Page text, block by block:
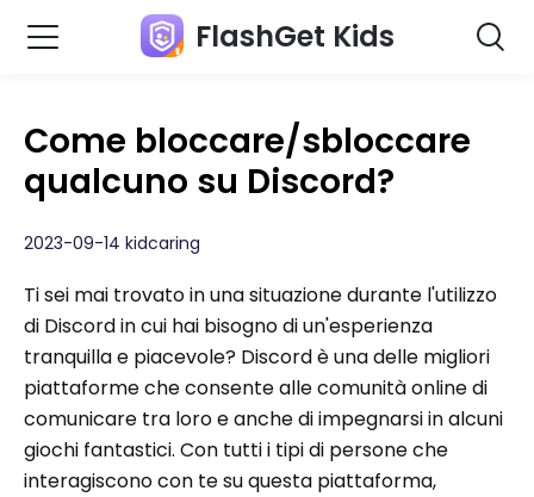
FlashGet Kids
Come bloccare/sbloccare
qualcuno su Discord?
2023-09-14 kidcaring
Ti sei mai trovato in una situazione durante l'utilizzo
di Discord in cui hai bisogno di un'esperienza
tranquilla e piacevole? Discord è una delle migliori
piattaforme che consente alle comunità online di
comunicare tra loro e anche di impegnarsi in alcuni
giochi fantastici. Con tutti i tipi di persone che
interagiscono con te su questa piattaforma,